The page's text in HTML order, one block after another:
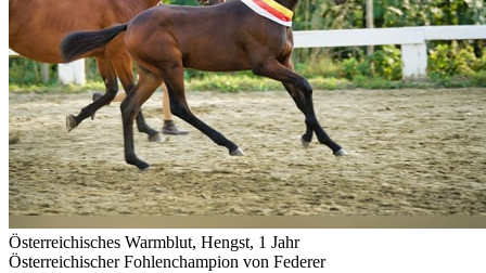
Österreichisches Warmblut, Hengst, 1 Jahr
Österreichischer Fohlenchampion von Federer